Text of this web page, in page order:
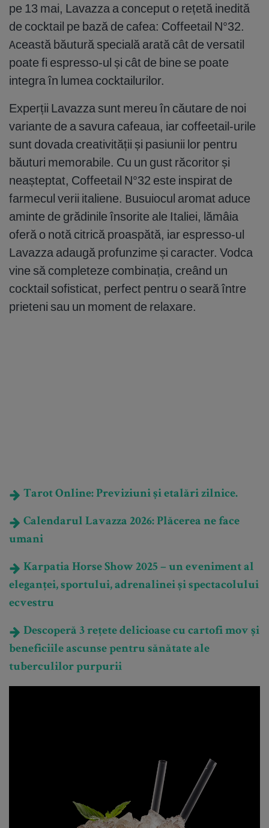
pe 13 mai, Lavazza a conceput o rețetă inedită
de cocktail pe bază de cafea: Coffeetail N°32.
Această băutură specială arată cât de versatil
poate fi espresso-ul și cât de bine se poate
integra în lumea cocktailurilor.
Experții Lavazza sunt mereu în căutare de noi
variante de a savura cafeaua, iar coffeetail-urile
sunt dovada creativității și pasiunii lor pentru
băuturi memorabile. Cu un gust răcoritor și
neașteptat, Coffeetail N°32 este inspirat de
farmecul verii italiene. Busuiocul aromat aduce
aminte de grădinile însorite ale Italiei, lămâia
oferă o notă citrică proaspătă, iar espresso-ul
Lavazza adaugă profunzime și caracter. Vodca
vine să completeze combinația, creând un
cocktail sofisticat, perfect pentru o seară între
prieteni sau un moment de relaxare.
Tarot Online: Previziuni și etalări zilnice.
Calendarul Lavazza 2026: Plăcerea ne face
umani
Karpatia Horse Show 2025 – un eveniment al
eleganței, sportului, adrenalinei și spectacolului
ecvestru
Descoperă 3 rețete delicioase cu cartofi mov și
beneficiile ascunse pentru sănătate ale
tuberculilor purpurii